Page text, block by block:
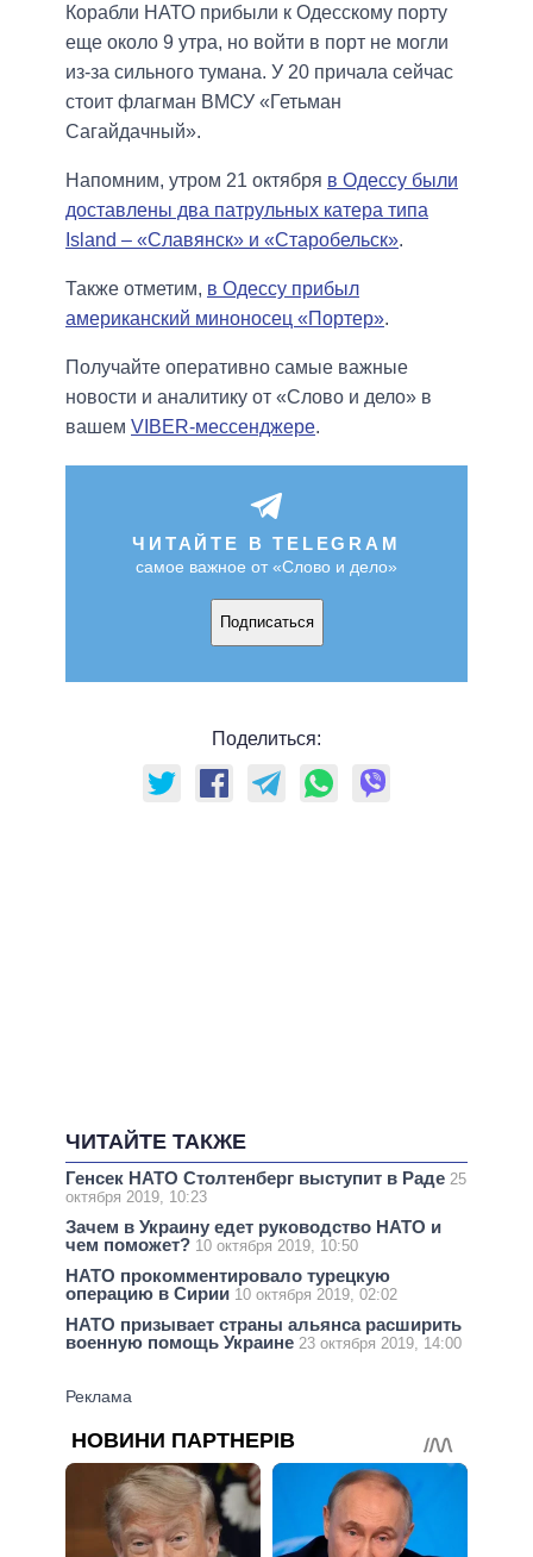
Корабли НАТО прибыли к Одесскому порту
еще около 9 утра, но войти в порт не могли
из-за сильного тумана. У 20 причала сейчас
стоит флагман ВМСУ «Гетьман
Сагайдачный».
Напомним, утром 21 октября в Одессу были
доставлены два патрульных катера типа
Island – «Славянск» и «Старобельск».
Также отметим, в Одессу прибыл
американский миноносец «Портер».
Получайте оперативно самые важные
новости и аналитику от «Слово и дело» в
вашем VIBER-мессенджере.
ЧИТАЙТЕ В TELEGRAM
самое важное от «Слово и дело»
Подписаться
Поделиться:
ЧИТАЙТЕ ТАКЖЕ
Генсек НАТО Столтенберг выступит в Раде 25
октября 2019, 10:23
Зачем в Украину едет руководство НАТО и
чем поможет? 10 октября 2019, 10:50
НАТО прокомментировало турецкую
операцию в Сирии 10 октября 2019, 02:02
НАТО призывает страны альянса расширить
военную помощь Украине 23 октября 2019, 14:00